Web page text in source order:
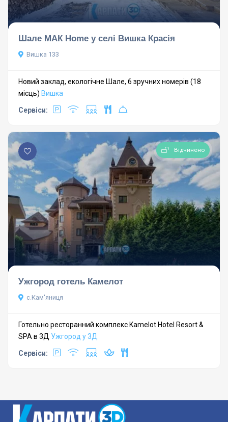
Шале МАК Home у селі Вишка Красія
Вишка 133
Новий заклад, екологічне Шале, 6 зручних номерів (18
місць) Вишка
Сервіси:
Відчинено
Ужгород готель Камелот
с.Кам'яниця
Готельно ресторанний комплекс Kamelot Hotel Resort &
SPA в 3Д Ужгород у 3Д
Сервіси: